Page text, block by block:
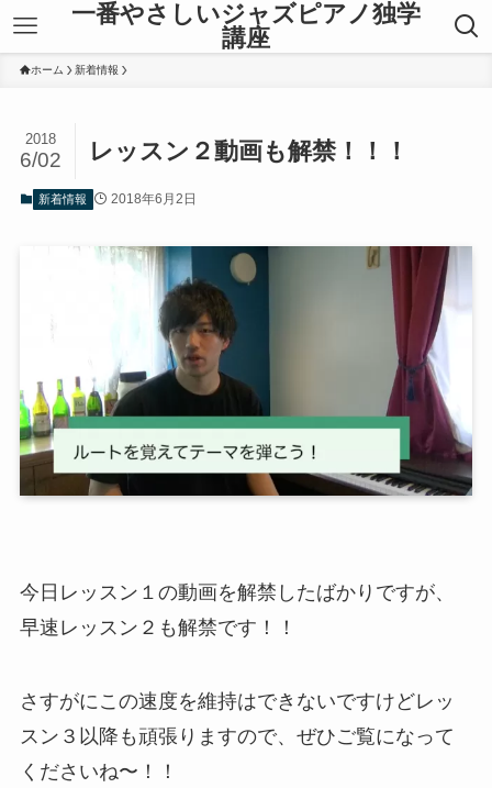
一番やさしいジャズピアノ独学
講座
ホーム 新着情報
レッスン２動画も解禁！！！
2018
6/02
新着情報 2018年6月2日
今日レッスン１の動画を解禁したばかりですが、
早速レッスン２も解禁です！！
さすがにこの速度を維持はできないですけどレッ
スン３以降も頑張りますので、ぜひご覧になって
くださいね〜！！